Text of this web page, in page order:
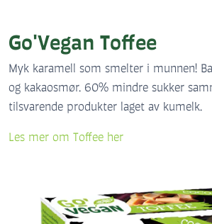
Go'Vegan Toffee
Myk karamell som smelter i munnen!
og kakaosmør. 60% mindre sukker
tilsvarende produkter laget av kumelk.
Les mer om Toffee her